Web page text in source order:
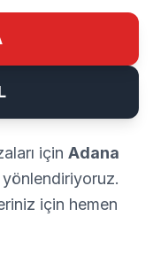
için Adana
için hemen